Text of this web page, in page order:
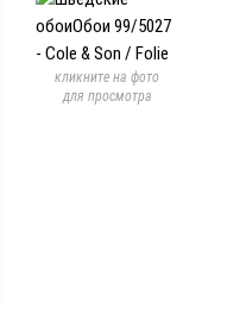
кликните на фото
для просмотра